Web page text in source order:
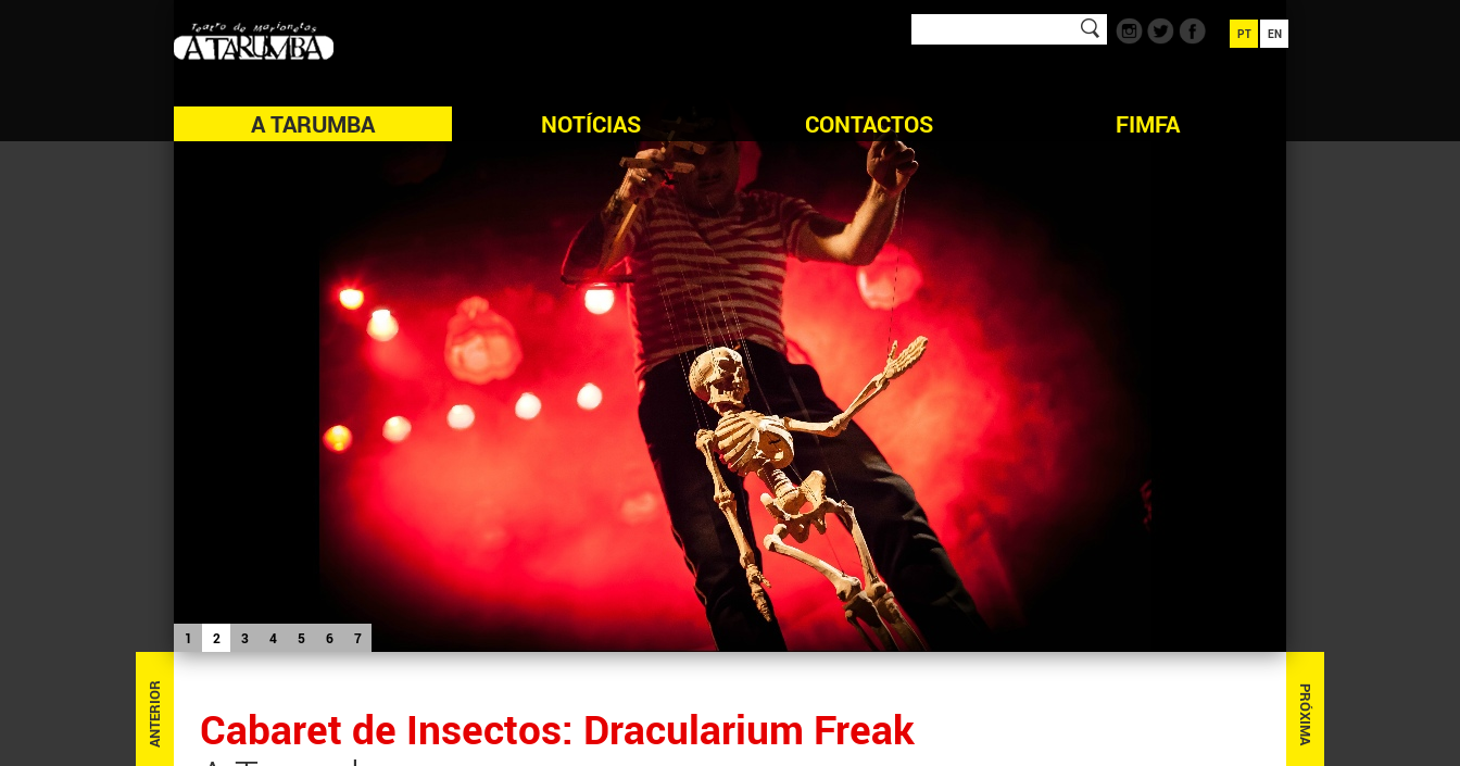
A TARUMBA NOTÍCIAS CONTACTOS FIMFA
PT EN
1 2 3 4 5 6 7
PRÓXIMA
ANTERIOR
Cabaret de Insectos: Dracularium Freak